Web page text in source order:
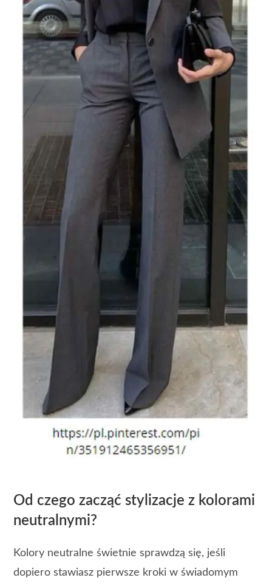
Od czego zacząć stylizacje z kolorami
neutralnymi?
Kolory neutralne świetnie sprawdzą się, jeśli
dopiero stawiasz pierwsze kroki w świadomym